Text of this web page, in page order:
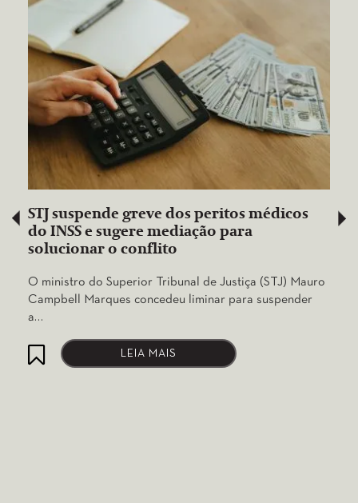
STJ suspende greve dos peritos médicos
do INSS e sugere mediação para
solucionar o conflito
O ministro do Superior Tribunal de Justiça (STJ) Mauro
Campbell Marques concedeu liminar para suspender
a…
LEIA MAIS